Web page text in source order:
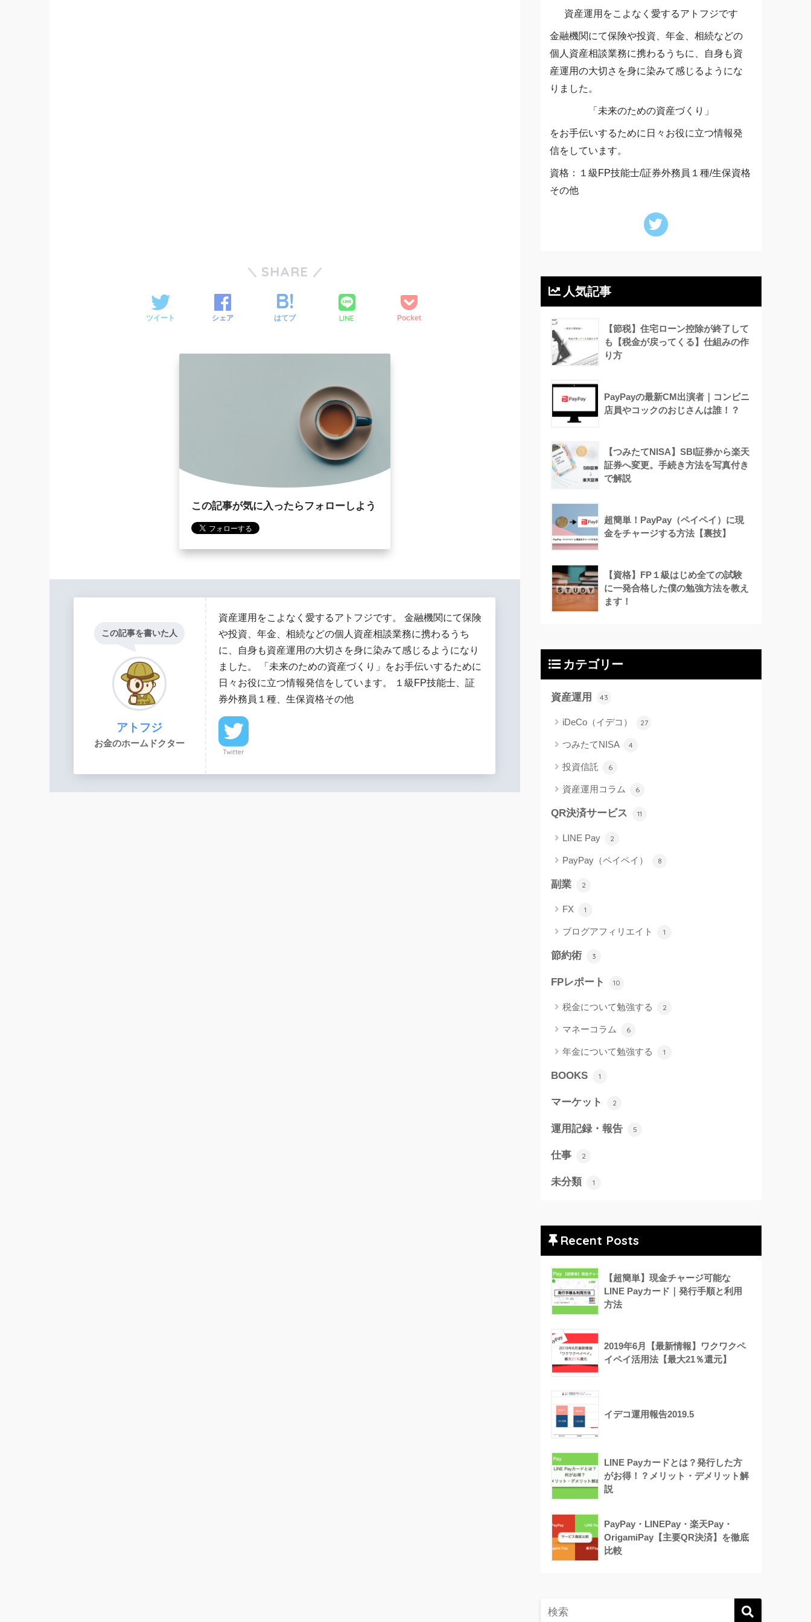
SHARE
ツイート シェア はてブ LINE Pocket
この記事が気に入ったらフォローしよう
この記事を書いた人
アトフジ
お金のホームドクター
資産運用をこよなく愛するアトフジです。 金融機関にて保険
や投資、年金、相続などの個人資産相談業務に携わるうち
に、自身も資産運用の大切さを身に染みて感じるようになり
ました。 「未来のための資産づくり」をお手伝いするために
日々お役に立つ情報発信をしています。 １級FP技能士、証
券外務員１種、生保資格その他
Twitter
資産運用をこよなく愛するアトフジです
金融機関にて保険や投資、年金、相続などの
個人資産相談業務に携わるうちに、自身も資
産運用の大切さを身に染みて感じるようにな
りました。
「未来のための資産づくり」
をお手伝いするために日々お役に立つ情報発
信をしています。
資格：１級FP技能士/証券外務員１種/生保資格
その他
人気記事
【節税】住宅ローン控除が終了して
も【税金が戻ってくる】仕組みの作
り方
PayPayの最新CM出演者｜コンビニ
店員やコックのおじさんは誰！？
【つみたてNISA】SBI証券から楽天
証券へ変更。手続き方法を写真付き
で解説
超簡単！PayPay（ペイペイ）に現
金をチャージする方法【裏技】
【資格】FP１級はじめ全ての試験
に一発合格した僕の勉強方法を教え
ます！
カテゴリー
資産運用 43
iDeCo（イデコ） 27
つみたてNISA 4
投資信託 6
資産運用コラム 6
QR決済サービス 11
LINE Pay 2
PayPay（ペイペイ） 8
副業 2
FX 1
ブログアフィリエイト 1
節約術 3
FPレポート 10
税金について勉強する 2
マネーコラム 6
年金について勉強する 1
BOOKS 1
マーケット 2
運用記録・報告 5
仕事 2
未分類 1
Recent Posts
【超簡単】現金チャージ可能な
LINE Payカード｜発行手順と利用
方法
2019年6月【最新情報】ワクワクペ
イペイ活用法【最大21％還元】
イデコ運用報告2019.5
LINE Payカードとは？発行した方
がお得！？メリット・デメリット解
説
PayPay・LINEPay・楽天Pay・
OrigamiPay【主要QR決済】を徹底
比較